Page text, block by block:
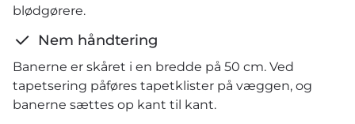
blødgørere.
Nem håndtering
Banerne er skåret i en bredde på 50 cm. Ved
tapetsering påføres tapetklister på væggen, og
banerne sættes op kant til kant.